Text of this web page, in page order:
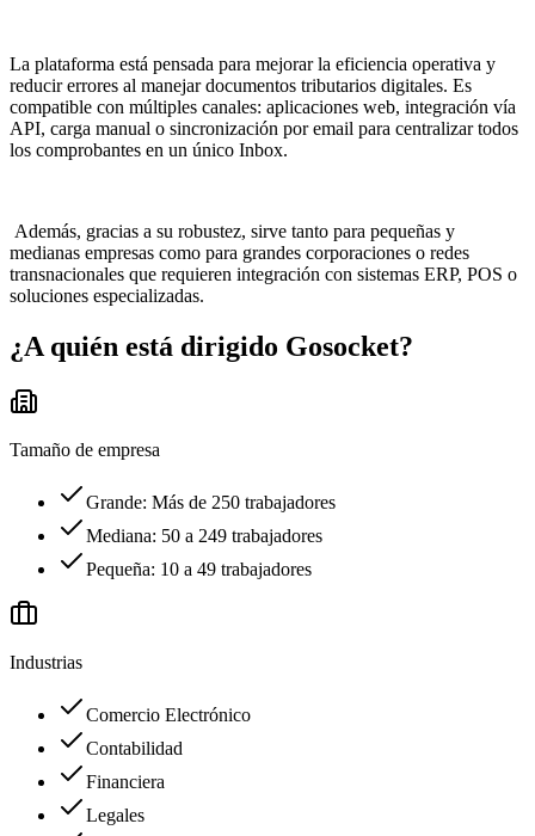
La plataforma está pensada para mejorar la eficiencia operativa y
reducir errores al manejar documentos tributarios digitales. Es
compatible con múltiples canales: aplicaciones web, integración vía
API, carga manual o sincronización por email para centralizar todos
los comprobantes en un único Inbox.
Además, gracias a su robustez, sirve tanto para pequeñas y
medianas empresas como para grandes corporaciones o redes
transnacionales que requieren integración con sistemas ERP, POS o
soluciones especializadas.
¿A quién está dirigido Gosocket?
Tamaño de empresa
Grande: Más de 250 trabajadores
Mediana: 50 a 249 trabajadores
Pequeña: 10 a 49 trabajadores
Industrias
Comercio Electrónico
Contabilidad
Financiera
Legales